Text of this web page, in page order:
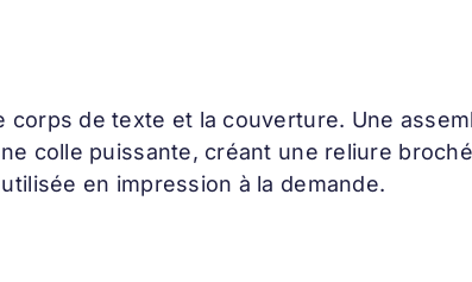
corps de texte et la couverture. Une
colle puissante, créant une reliure
en impression à la demande.